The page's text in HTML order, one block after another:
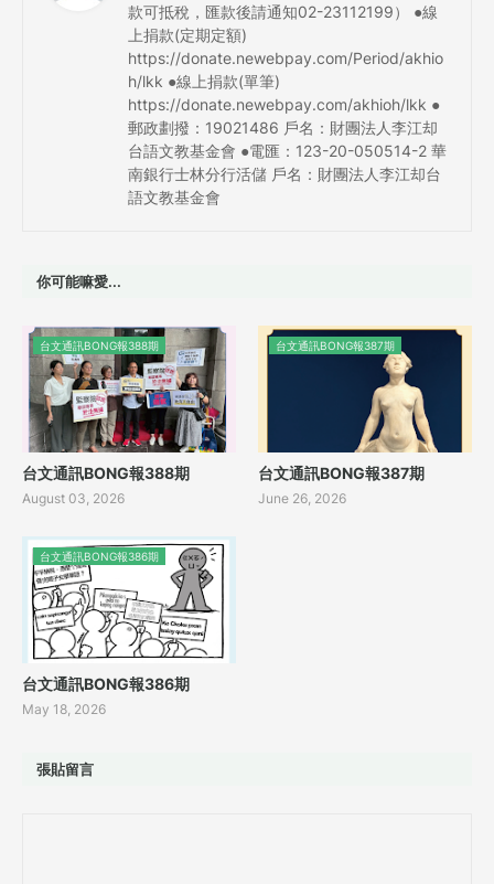
款可抵稅，匯款後請通知02-23112199） ●線
上捐款(定期定額)
https://donate.newebpay.com/Period/akhio
h/lkk ●線上捐款(單筆)
https://donate.newebpay.com/akhioh/lkk ●
郵政劃撥：19021486 戶名：財團法人李江却
台語文教基金會 ●電匯：123-20-050514-2 華
南銀行士林分行活儲 戶名：財團法人李江却台
語文教基金會
你可能嘛愛...
台文通訊BONG報388期
台文通訊BONG報388期
August 03, 2026
台文通訊BONG報387期
台文通訊BONG報387期
June 26, 2026
台文通訊BONG報386期
台文通訊BONG報386期
May 18, 2026
張貼留言